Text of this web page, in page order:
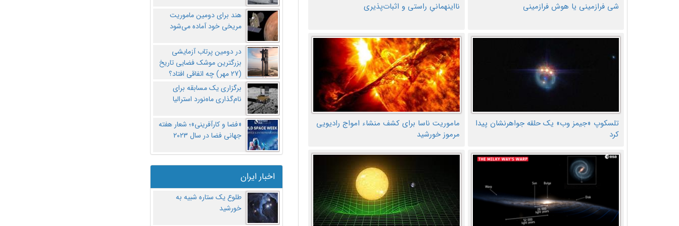
شی فرازمینی یا هوش فرازمینی نااینهمانیِ راستی و اثبات‌پذیری
تلسکوپ «جیمز وب» یک حلقه جواهرنشان پیدا
کرد
ماموریت ناسا برای کشف منشاء امواج رادیویی
مرموز خورشید
هند برای دومین ماموریت
مریخی خود آماده می‌شود
در دومین پرتاب آزمایشی
بزرگترین موشک فضایی تاریخ
(27 مهر‌) چه اتفاقی افتاد؟
برگزاری یک مسابقه برای
نام‌گذاری ماه‌نورد استرالیا
«فضا و کارآفرینی»؛ شعار هفته
جهانی فضا در سال ۲۰۲۳
اخبار ایران
طلوع یک ستاره شبیه به
خورشید